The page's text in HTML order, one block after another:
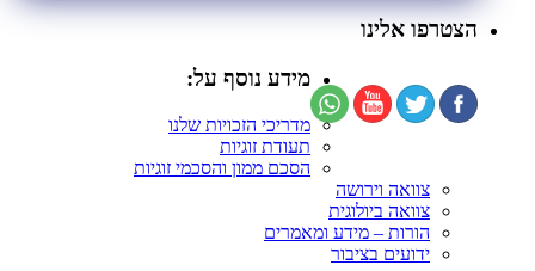
הצטרפו אלינו
מידע נוסף על:
מדריכי הזכויות שלנו
תעודת זוגיות
הסכם ממון והסכמי זוגיות
צוואה וירושה
צוואה ביולוגית
הורות – מידע ומאמרים
ידועים בציבור